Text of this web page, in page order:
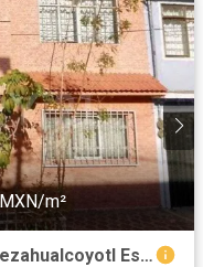
m²
Casa en venta Perla Reforma Nezahualcoyotl Estado De México